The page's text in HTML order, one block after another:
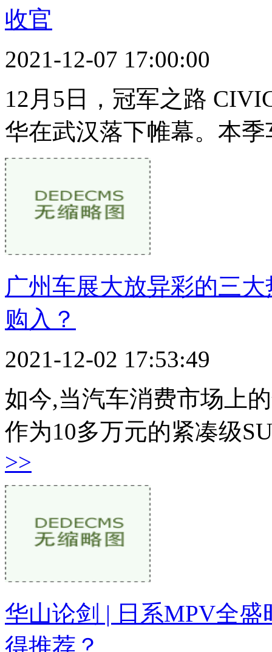
收官
2021-12-07 17:00:00
12月5日，冠军之路
华在武汉落下帷幕。本
广州车展大放异彩的三
购入？
2021-12-02 17:53:49
如今,当汽车消费市场上
作为10多万元的紧凑级
>>
华山论剑 | 日系MPV全
得推荐？